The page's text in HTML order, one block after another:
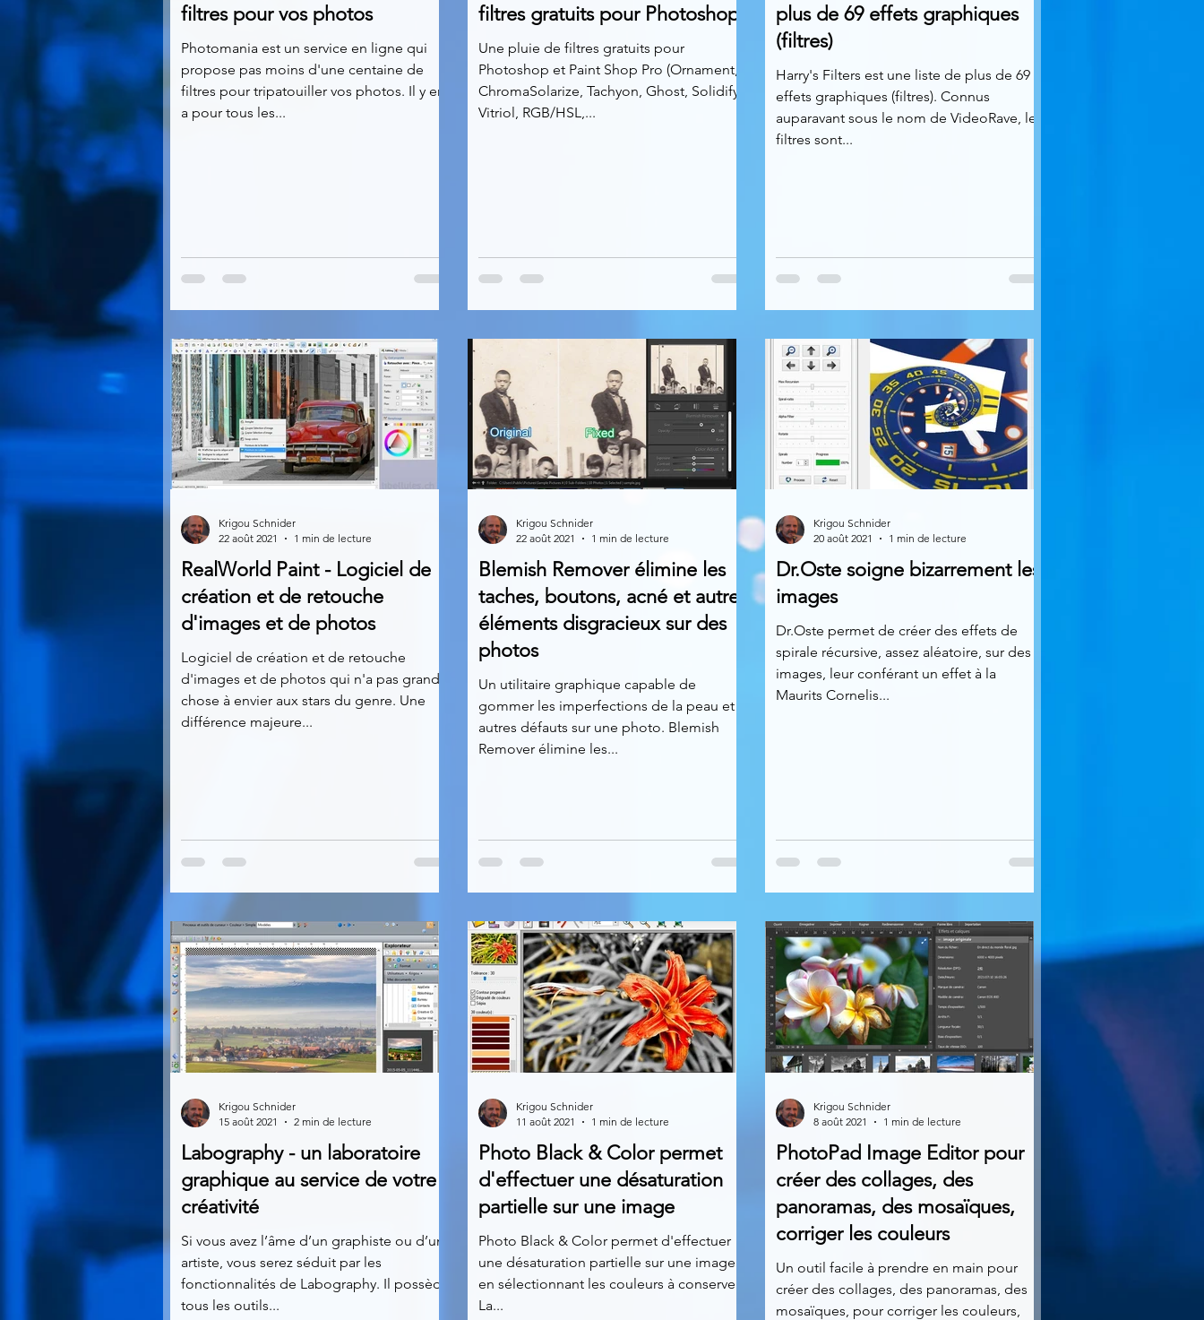
filtres pour vos photos
Photomania est un service en ligne qui
propose pas moins d'une centaine de
filtres pour tripatouiller vos photos. Il y en
a pour tous les...
filtres gratuits pour Photoshop
Une pluie de filtres gratuits pour
Photoshop et Paint Shop Pro (Ornament,
ChromaSolarize, Tachyon, Ghost, Solidify,
Vitriol, RGB/HSL,...
plus de 69 effets graphiques
(filtres)
Harry's Filters est une liste de plus de 69
effets graphiques (filtres). Connus
auparavant sous le nom de VideoRave, les
filtres sont...
RealWorld Paint - Logiciel de
création et de retouche
d'images et de photos
Logiciel de création et de retouche
d'images et de photos qui n'a pas grand-
chose à envier aux stars du genre. Une
différence majeure...
Krigou Schnider
22 août 2021
1 min de lecture
Blemish Remover élimine les
taches, boutons, acné et autres
éléments disgracieux sur des
photos
Un utilitaire graphique capable de
gommer les imperfections de la peau et
autres défauts sur une photo. Blemish
Remover élimine les...
Krigou Schnider
22 août 2021
1 min de lecture
Dr.Oste soigne bizarrement les
images
Dr.Oste permet de créer des effets de
spirale récursive, assez aléatoire, sur des
images, leur conférant un effet à la
Maurits Cornelis...
Krigou Schnider
20 août 2021
1 min de lecture
Labography - un laboratoire
graphique au service de votre
créativité
Si vous avez l’âme d’un graphiste ou d’un
artiste, vous serez séduit par les
fonctionnalités de Labography. Il possède
tous les outils...
Krigou Schnider
15 août 2021
2 min de lecture
Photo Black & Color permet
d'effectuer une désaturation
partielle sur une image
Photo Black & Color permet d'effectuer
une désaturation partielle sur une image
en sélectionnant les couleurs à conserver.
La...
Krigou Schnider
11 août 2021
1 min de lecture
PhotoPad Image Editor pour
créer des collages, des
panoramas, des mosaïques,
corriger les couleurs
Un outil facile à prendre en main pour
créer des collages, des panoramas, des
mosaïques, pour corriger les couleurs,
Krigou Schnider
8 août 2021
1 min de lecture